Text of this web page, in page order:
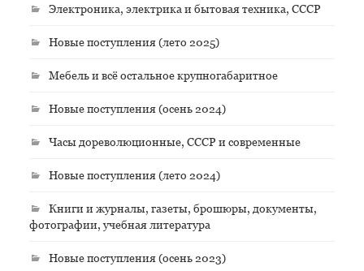
Электроника, электрика и бытовая техника, СССР
Новые поступления (лето 2025)
Мебель и всё остальное крупногабаритное
Новые поступления (осень 2024)
Часы дореволюционные, СССР и современные
Новые поступления (лето 2024)
Книги и журналы, газеты, брошюры, документы,
фотографии, учебная литература
Новые поступления (осень 2023)